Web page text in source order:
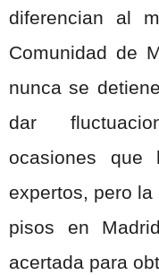
diferencian al
Comunidad de
nunca se
dar
ocasiones
expertos, pero
pisos en
acertada para